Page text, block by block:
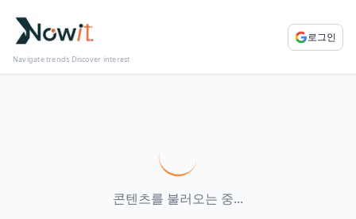
Navigate trends Discover interest
로그인
콘텐츠를 불러오는 중...